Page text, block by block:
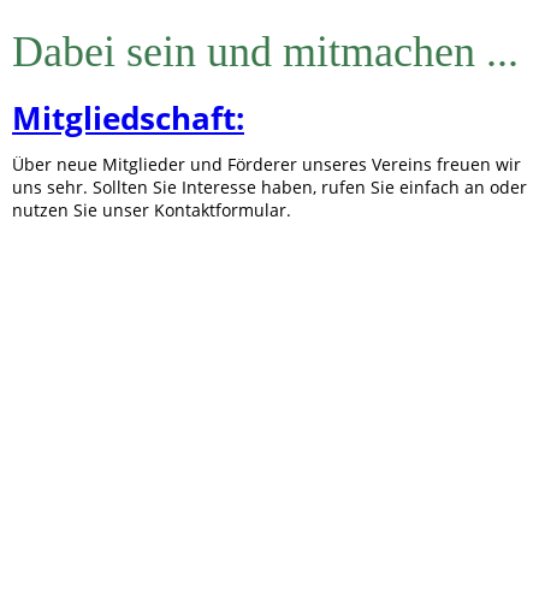
Dabei sein und mitmachen ...
Mitgliedschaft:
Über neue Mitglieder und Förderer unseres Vereins freuen wir
uns sehr. Sollten Sie Interesse haben, rufen Sie einfach an oder
nutzen Sie unser Kontaktformular.